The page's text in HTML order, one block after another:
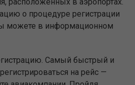
о процедуре регистрации
можете в информационном
Самый быстрый и
на рейс —